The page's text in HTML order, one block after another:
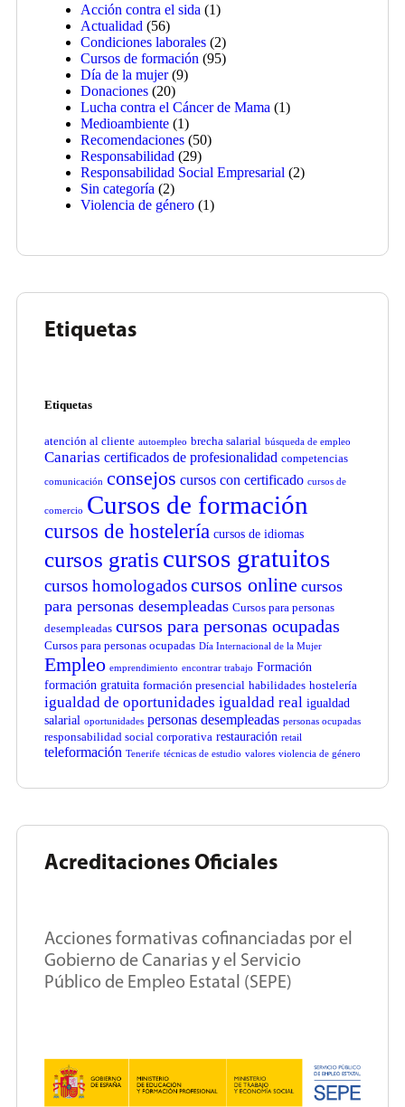
Acción contra el sida (1)
Actualidad (56)
Condiciones laborales (2)
Cursos de formación (95)
Día de la mujer(9)
Donaciones (20)
Lucha contra el Cáncer de Mama (1)
Medioambiente (1)
Recomendaciones (50)
Responsabilidad (29)
Responsabilidad Social Empresarial (2)
Sin categoría (2)
Violencia de género (1)
Etiquetas
Etiquetas
atención al cliente autoempleo brecha salarial búsqueda de empleo
Canarias certificados de profesionalidad competencias
comunicación consejos cursos con certificado cursos de
comercio Cursos de formación
cursos de hostelería cursos de idiomas
cursos gratis cursos gratuitos
cursos homologadoscursos online cursos
para personas desempleadas Cursos para personas
desempleadas cursos para personas ocupadas
Cursos para personas ocupadas Día Internacional de la Mujer
Empleo emprendimiento encontrar trabajo Formación
formación gratuita formación presencial habilidades hostelería
igualdad de oportunidades igualdad real igualdad
salarial oportunidades personas desempleadas personas ocupadas
responsabilidad social corporativa restauración retail
teleformación Tenerife técnicas de estudio valores violencia de género
Acreditaciones Oficiales
Acciones formativas cofinanciadas por el
Gobierno de Canarias y el Servicio
Público de Empleo Estatal (SEPE)